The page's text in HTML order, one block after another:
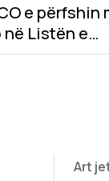
e përfshin
në Listën e
Art